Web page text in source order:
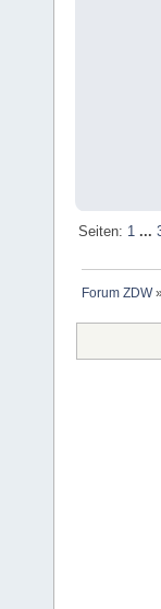
Seiten: 1 ...
Forum ZDW»